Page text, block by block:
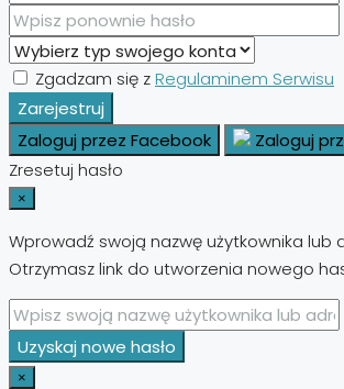
Zgadzam się zRegulaminem Serwisu
Zarejestruj
Zaloguj przez Facebook
Zaloguj
Zresetuj hasło
×
Wprowadź swoją nazwę użytkownika lub
Otrzymasz link do utworzenia nowego
Uzyskaj nowe hasło
×